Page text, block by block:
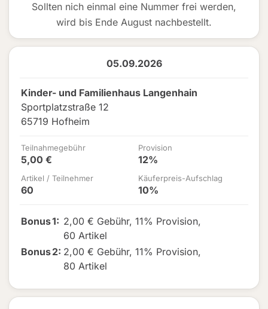
Sollten nich einmal eine Nummer frei werden,
wird bis Ende August nachbestellt.
05.09.2026
Kinder- und Familienhaus Langenhain
Sportplatzstraße 12
65719 Hofheim
Teilnahmegebühr
5,00 €
Provision
12%
Artikel / Teilnehmer
60
Käuferpreis-Aufschlag
10%
Bonus1: 2,00 € Gebühr, 11% Provision,
60 Artikel
Bonus2: 2,00 € Gebühr, 11% Provision,
80 Artikel